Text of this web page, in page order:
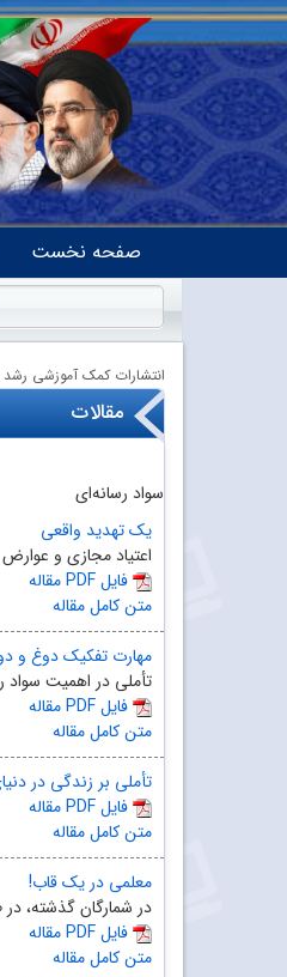
صفحه نخست
انتشارات کمک آموزشی رشد
مقالات
سواد رسانه‌ای
یک تهدید واقعی
اعتیاد مجازی و
مقاله PDF فایل
متن کامل مقاله
مهارت تفکیک دوغ و
تأملی در اهمیت سواد
مقاله PDF فایل
متن کامل مقاله
تأملی بر زندگی در
مقاله PDF فایل
متن کامل مقاله
معلمی در یک قاب!
در شمارگان گذشته،
مقاله PDF فایل
متن کامل مقاله